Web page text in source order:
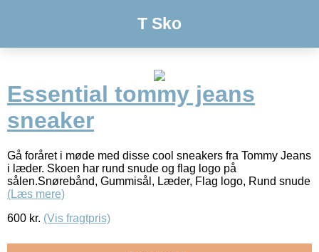
T Sko
Essential tommy jeans
sneaker
Gå foråret i møde med disse cool sneakers fra Tommy Jeans
i læder. Skoen har rund snude og flag logo på
sålen.Snørebånd, Gummisål, Læder, Flag logo, Rund snude
(Læs mere)
600 kr. (Vis fragtpris)